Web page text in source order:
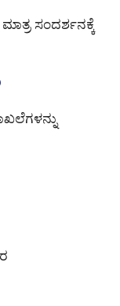
ಸಂದರ್ಶನಕ್ಕೆ